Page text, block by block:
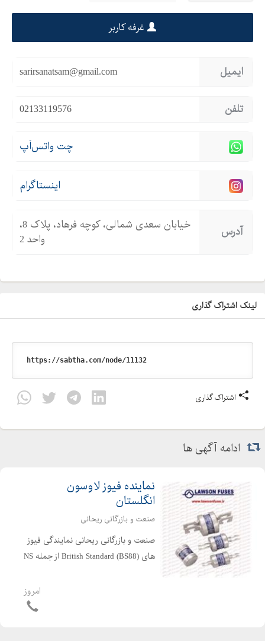
غرفه کاربر
ایمیل sarirsanatsam@gmail.com
تلفن 02133119576
چت واتس‌اَپ
اینستاگرام
آدرس
خیابان سعدی شمالی، کوچه فرهاد، پلاک 8،
واحد 2
لینک اشتراک گذاری
اشتراک گذاری
ادامه آگهی ها
نماینده فیوز لاوسون
انگلستان
صنعت و بازرگانی ریحانی
صنعت و بازرگانی ریحانی نمایندگی فیوز
های British Standard (BS88) از جمله NS
, TKF , TIS , TIA , PTC , TFP , و غیره با
مارک لاوسن انگلستان در ایران را دارا می
امروز